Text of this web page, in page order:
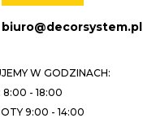
biuro@decorsystem.pl
W GODZINACH:
8:00 - 18:00
9:00 - 14:00